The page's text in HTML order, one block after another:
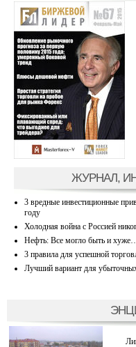
ЖУРНАЛ,
3 вредные инвестиционные
году
Холодная война с Россией
Нефть: Все могло быть и
3 правила для успешной
Лучший вариант для